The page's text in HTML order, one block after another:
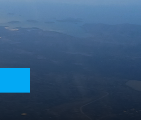
secolo, e una pagina web su
nei quali si cerca di avvicinarsi a
- Latin [Christoph, Röck]